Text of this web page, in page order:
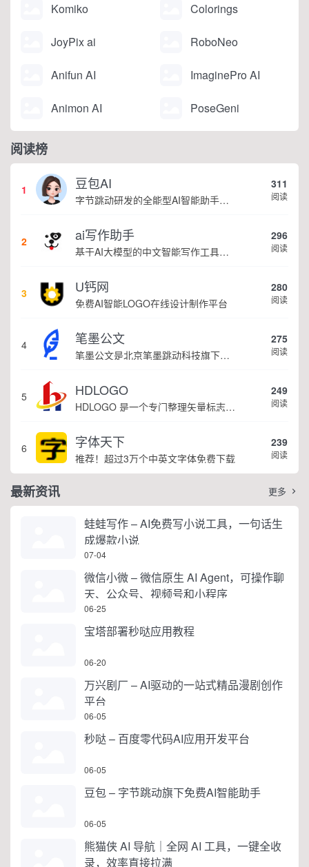
Komiko Colorings
JoyPix ai RoboNeo
Anifun AI ImaginePro AI
Animon AI PoseGeni
阅读榜
1 豆包AI
字节跳动研发的全能型AI智能助手，提供智能对话、知识问答、内容创作、学习办公等一站式AI服务
311
阅读
2 ai写作助手
基于AI大模型的中文智能写作工具，面向学生、自媒体、职场人士提供一站式文本创作服务 核心定位 AI写作助手是依托人工智能技术打造的创作辅助平台，专注中文文本生成与优化，帮助用户快速完成各类文案、文章、论文等内容创作，提升写作效率 核心功能 ...
296
阅读
3 U钙网
免费AI智能LOGO在线设计制作平台
280
阅读
4 笔墨公文
笔墨公文是北京笔墨跳动科技旗下垂直公文赛道 AIGC 创作平台，深耕体制公文专业场景，依托海量标准公文语料训练专属大模型。平台整合 AI 公文生成、全维度智能校对、范文库、实时更新素材库、标准化公文模板五大核心板块，兼顾公文快速撰写、文稿合...
275
阅读
5 HDLOGO
HDLOGO 是一个专门整理矢量标志和图标的网站，提供各类品牌和公司的矢量标志下载服务，主要面向设计师、营销人员和企业用户，帮他们获取高质量的品牌标识资源。
249
阅读
6 字体天下
推荐！超过3万个中英文字体免费下载
239
阅读
最新资讯 更多 
蛙蛙写作 – AI免费写小说工具，一句话生
成爆款小说
07-04
微信小微 – 微信原生 AI Agent，可操作聊
天、公众号、视频号和小程序
06-25
宝塔部署秒哒应用教程
06-20
万兴剧厂 – AI驱动的一站式精品漫剧创作
平台
06-05
秒哒 – 百度零代码AI应用开发平台
06-05
豆包 – 字节跳动旗下免费AI智能助手
06-05
熊猫侠 AI 导航｜全网 AI 工具，一键全收
录，效率直接拉满